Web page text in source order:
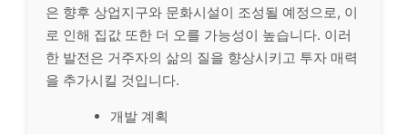
은 향후 상업지구와 문화시설이 조성될 예정으로, 이
로 인해 집값 또한 더 오를 가능성이 높습니다. 이러
한 발전은 거주자의 삶의 질을 향상시키고 투자 매력
을 추가시킬 것입니다.
개발 계획